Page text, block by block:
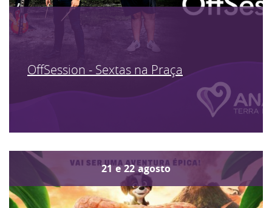
OffSession - Sextas na Praça
21 e 22 agosto